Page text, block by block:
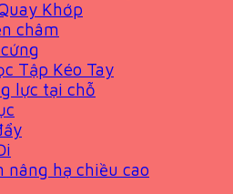
Khớp
châm
Tập Kéo Tay
lực tại chỗ
nâng hạ chiều cao